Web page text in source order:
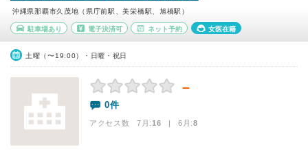
沖縄県那覇市久茂地（県庁前駅、美栄橋駅、旭橋駅）
駐車場あり 電子決済可 ネット予約 女医在籍
土曜（〜19:00）・日曜・祝日
－
0件
アクセス数 7月:16 | 6月:8